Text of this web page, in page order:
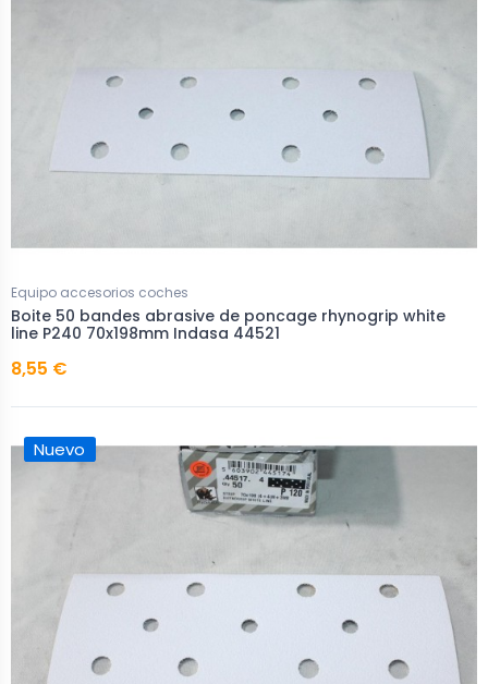
Equipo accesorios coches
Boite 50 bandes abrasive de poncage rhynogrip white
line P240 70x198mm Indasa 44521
8,55 €
Nuevo